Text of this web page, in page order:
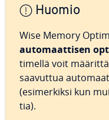
Huomio
Wise Memory
au­to­maat­ti­sen
ti­mel­lä voit
saavuttua
(esi­mer­kik­si kun
tia).